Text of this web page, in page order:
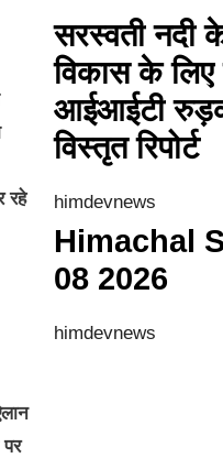
रहे
सरस्वती नदी
विकास के
आईआईटी
विस्तृत रिपोर्ट
himdevnews
Himachal
08 2026
himdevnews